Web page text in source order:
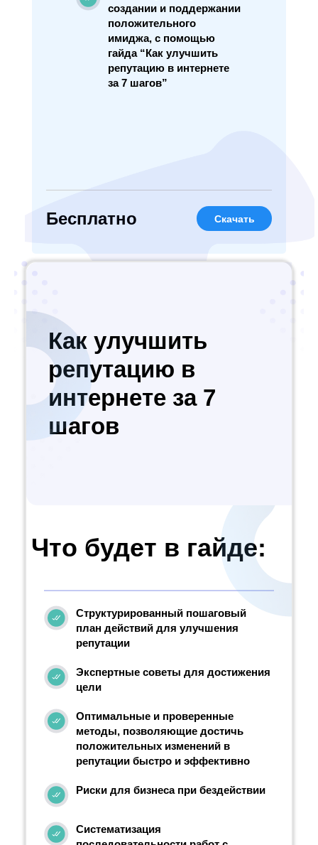
создании и поддержании
положительного
имиджа, с помощью
гайда “Как улучшить
репутацию в интернете
за 7 шагов”
Бесплатно Скачать
Как улучшить
репутацию в
интернете за 7
шагов
Что будет в гайде:
Структурированный пошаговый
план действий для улучшения
репутации
Экспертные советы для достижения
цели
Оптимальные и проверенные
методы, позволяющие достичь
положительных изменений в
репутации быстро и эффективно
Риски для бизнеса при бездействии
Систематизация